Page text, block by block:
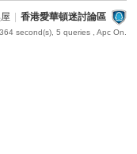
香港愛華頓迷討論區
second(s), 5 queries , Apc On.